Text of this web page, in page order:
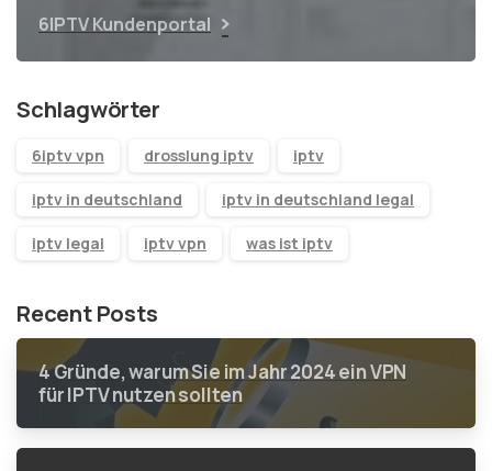
6IPTV Kundenportal
Schlagwörter
6iptv vpn drosslung iptv iptv
iptv in deutschland iptv in deutschland legal
iptv legal iptv vpn was ist iptv
Recent Posts
4 Gründe, warum Sie im Jahr 2024 ein VPN
für IPTV nutzen sollten